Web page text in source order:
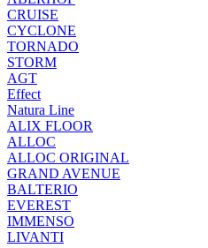
CRUISE
CYCLONE
TORNADO
STORM
AGT
Effect
Natura Line
ALIX FLOOR
ALLOC
ALLOC ORIGINAL
GRAND AVENUE
BALTERIO
EVEREST
IMMENSO
LIVANTI